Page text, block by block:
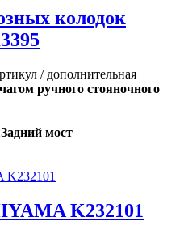
колодок
/ дополнительная
ручного стояночного
Задний мост
K232101